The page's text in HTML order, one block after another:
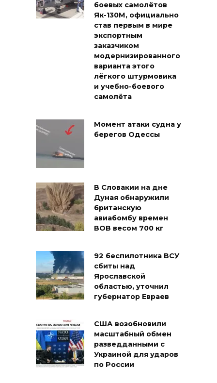
боевых самолётов
Як-130М, официально
став первым в мире
экспортным
заказчиком
модернизированного
варианта этого
лёгкого штурмовика
и учебно-боевого
самолёта
Момент атаки судна у
берегов Одессы
В Словакии на дне
Дуная обнаружили
британскую
авиабомбу времен
ВОВ весом 700 кг
92 беспилотника ВСУ
сбиты над
Ярославской
областью, уточнил
губернатор Евраев
США возобновили
масштабный обмен
разведданными с
Украиной для ударов
по России